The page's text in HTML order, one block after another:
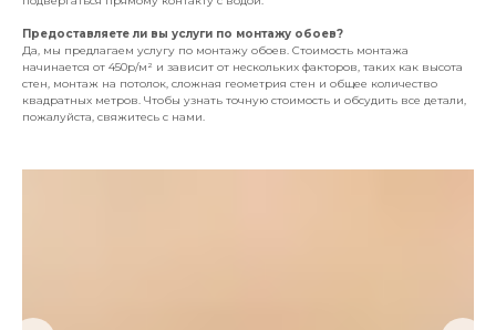
Предоставляете ли вы услуги по монтажу обоев?
Да, мы предлагаем услугу по монтажу обоев. Стоимость монтажа
начинается от 450р/м² и зависит от нескольких факторов, таких как высота
стен, монтаж на потолок, сложная геометрия стен и общее количество
квадратных метров. Чтобы узнать точную стоимость и обсудить все детали,
пожалуйста, свяжитесь с нами.